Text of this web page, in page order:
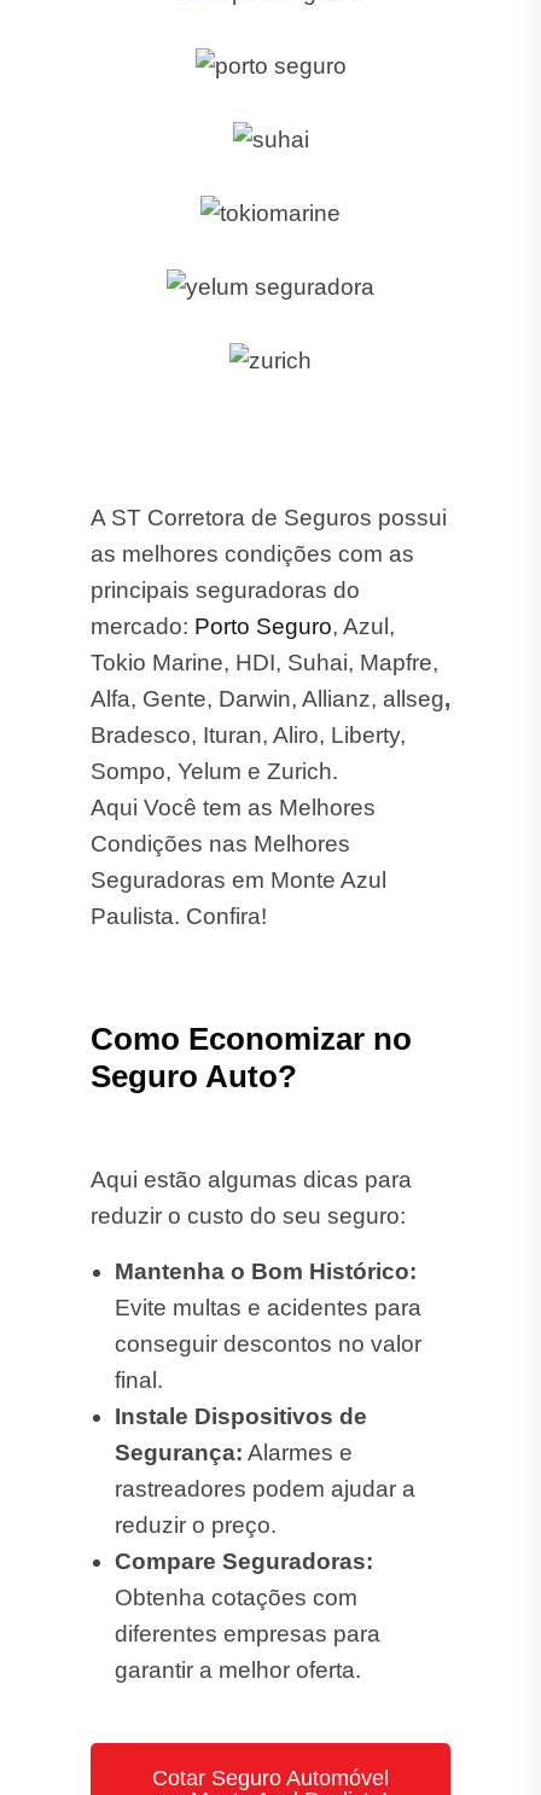
A ST Corretora de Seguros possui
as melhores condições com as
principais seguradoras do
mercado: Porto Seguro, Azul,
Tokio Marine, HDI, Suhai, Mapfre,
Alfa, Gente, Darwin, Allianz, allseg,
Bradesco, Ituran, Aliro, Liberty,
Sompo, Yelum e Zurich.
Aqui Você tem as Melhores
Condições nas Melhores
Seguradoras em Monte Azul
Paulista. Confira!
Como Economizar no
Seguro Auto?
Aqui estão algumas dicas para
reduzir o custo do seu seguro:
Mantenha o Bom Histórico:
Evite multas e acidentes para
conseguir descontos no valor
final.
Instale Dispositivos de
Segurança: Alarmes e
rastreadores podem ajudar a
reduzir o preço.
Compare Seguradoras:
Obtenha cotações com
diferentes empresas para
garantir a melhor oferta.
Cotar Seguro Automóvel